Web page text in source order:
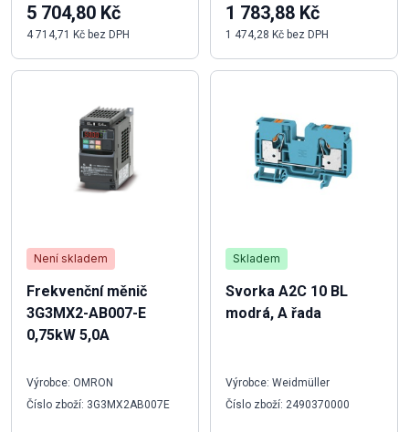
5 704,80 Kč
4 714,71 Kč bez DPH
Není skladem
Frekvenční měnič
3G3MX2-AB007-E
0,75kW 5,0A
Výrobce: OMRON
Číslo zboží: 3G3MX2AB007E
1 783,88 Kč
1 474,28 Kč bez DPH
Skladem
Svorka A2C 10 BL
modrá, A řada
Výrobce: Weidmüller
Číslo zboží: 2490370000